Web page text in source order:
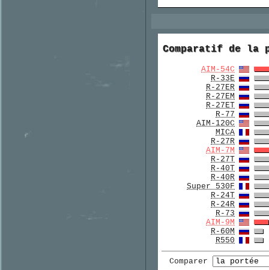
Comparatif de la
AIM-54C
R-33E
R-27ER
R-27EM
R-27ET
R-77
AIM-120C
MICA
R-27R
AIM-7M
R-27T
R-40T
R-40R
Super 530F
R-24T
R-24R
R-73
AIM-9M
R-60M
R550
Comparer